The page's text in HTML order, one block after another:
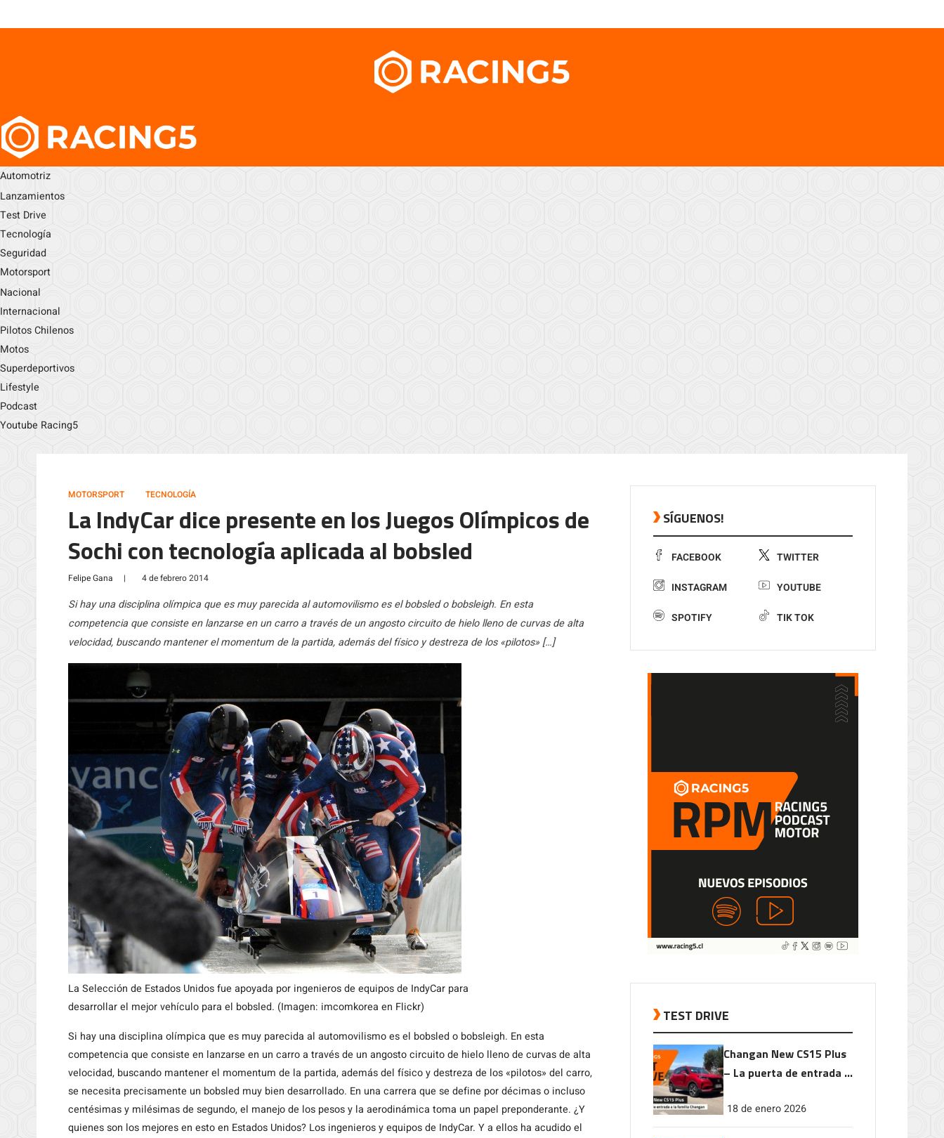
Automotriz
Lanzamientos
Test Drive
Tecnología
Seguridad
Motorsport
Nacional
Internacional
Pilotos Chilenos
Motos
Superdeportivos
Lifestyle
Podcast
Youtube Racing5
MOTORSPORT TECNOLOGÍA
La IndyCar dice presente en los Juegos Olímpicos de
Sochi con tecnología aplicada al bobsled
Felipe Gana | 4 de febrero 2014
Si hay una disciplina olímpica que es muy parecida al automovilismo es el bobsled o bobsleigh. En esta
competencia que consiste en lanzarse en un carro a través de un angosto circuito de hielo lleno de curvas de alta
velocidad, buscando mantener el momentum de la partida, además del físico y destreza de los «pilotos» […]
La Selección de Estados Unidos fue apoyada por ingenieros de equipos de IndyCar para
desarrollar el mejor vehículo para el bobsled. (Imagen: imcomkorea en Flickr)
Si hay una disciplina olímpica que es muy parecida al automovilismo es el bobsled o bobsleigh. En esta
competencia que consiste en lanzarse en un carro a través de un angosto circuito de hielo lleno de curvas de alta
velocidad, buscando mantener el momentum de la partida, además del físico y destreza de los «pilotos» del carro,
se necesita precisamente un bobsled muy bien desarrollado. En una carrera que se define por décimas o incluso
centésimas y milésimas de segundo, el manejo de los pesos y la aerodinámica toma un papel preponderante. ¿Y
quienes son los mejores en esto en Estados Unidos? Los ingenieros y equipos de IndyCar. Y a ellos ha acudido el
SÍGUENOS!
FACEBOOK TWITTER
INSTAGRAM YOUTUBE
SPOTIFY TIK TOK
TEST DRIVE
Changan New CS15 Plus
– La puerta de entrada a
18 de enero 2026